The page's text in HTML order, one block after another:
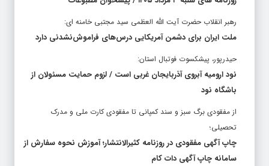
رهبر انقلاب حضرت آیت الله العظمی سید مجتبی خامنه ای:
ملت ایران برای دشمن آمریکایی درس‌های فراموش‌نشدنی دارد
حیدرپور، پیشکسوت فوتبال استان:
نود ارومیه آبروی آذربایجان غربی است / لزوم حمایت مسئولان از
باشگاه نود
از مفقودی برگ سبز و سند کمپانی تا مفقودی کارت ملی و مدرک
تحصیلی؛
چاپ آگهی مفقودی در روزنامه کثیرالانتشار؛ آموزش نحوه سفارش از
سامانه چاپ آگهی دات کام